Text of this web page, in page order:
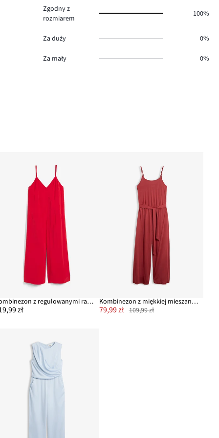
Zgodny z
rozmiarem
100%
Za duży 0%
Za mały 0%
Kombinezon z regulowanymi ramiączkami z mieszanki wiskozy
zł
Kombinezon z miękkiej mieszanki modalu
79,99 zł 109,99 zł